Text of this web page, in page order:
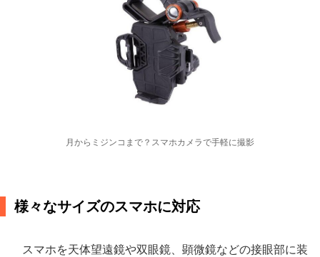
月からミジンコまで？スマホカメラで手軽に撮影
様々なサイズのスマホに対応
スマホを天体望遠鏡や双眼鏡、顕微鏡などの接眼部に装